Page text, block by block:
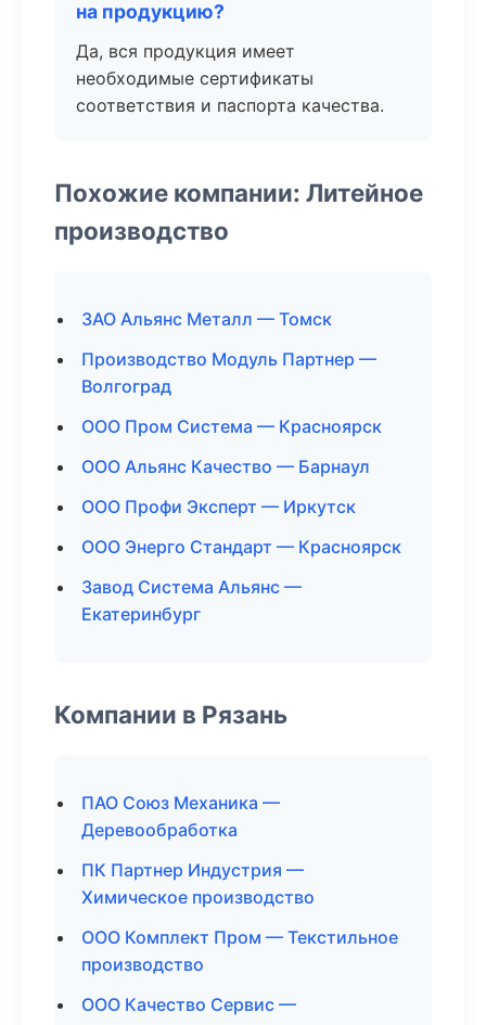
на продукцию?
Да, вся продукция имеет
необходимые сертификаты
соответствия и паспорта качества.
Похожие компании: Литейное
производство
ЗАО Альянс Металл — Томск
Производство Модуль Партнер —
Волгоград
ООО Пром Система — Красноярск
ООО Альянс Качество — Барнаул
ООО Профи Эксперт — Иркутск
ООО Энерго Стандарт — Красноярск
Завод Система Альянс —
Екатеринбург
Компании в Рязань
ПАО Союз Механика —
Деревообработка
ПК Партнер Индустрия —
Химическое производство
ООО Комплект Пром — Текстильное
производство
ООО Качество Сервис —